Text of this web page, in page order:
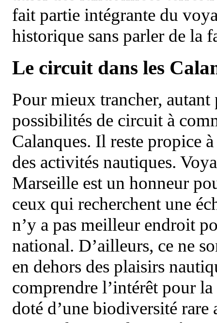
fait partie intégrante du
historique sans parler de la
Le circuit dans les
Pour mieux trancher, autant
possibilités de circuit à
Calanques. Il reste propice
des activités nautiques.
Marseille est un honneur
ceux qui recherchent une
n’y a pas meilleur endroit
national. D’ailleurs, ce ne
en dehors des plaisirs
comprendre l’intérêt pour
doté d’une biodiversité